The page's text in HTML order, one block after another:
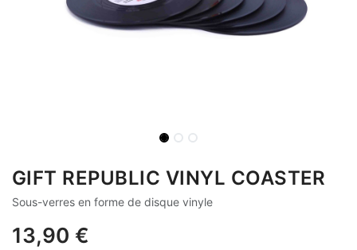
GIFT REPUBLIC VINYL COASTER
Sous-verres en forme de disque vinyle
13,90 €